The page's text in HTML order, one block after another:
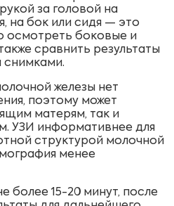
за головой на
на бок или сидя — это
осмотреть боковые и
сравнить результаты
железы нет
поэтому может
матерям, так и
УЗИ информативнее для
структурой молочной
менее
более 15-20 минут, после